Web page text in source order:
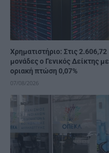
Χρηματιστήριο: Στις 2.606,72
μονάδες ο Γενικός Δείκτης με
οριακή πτώση 0,07%
07/08/2026